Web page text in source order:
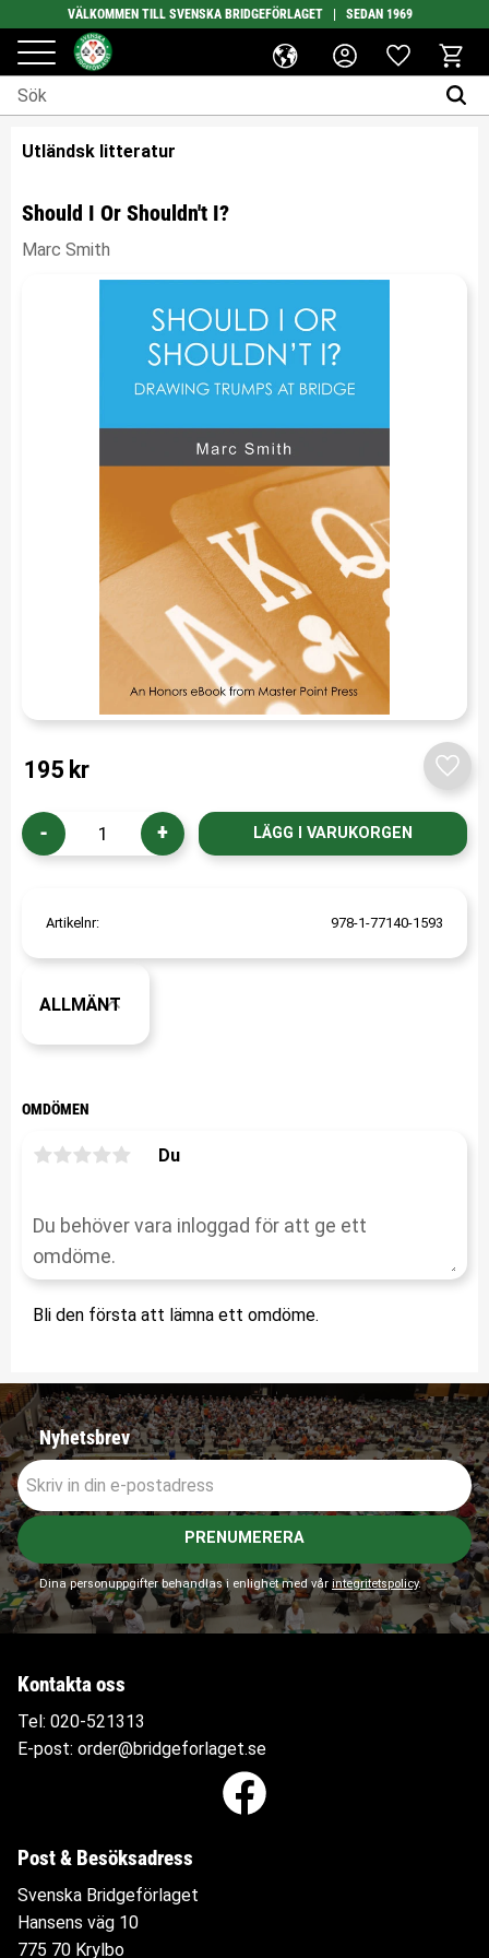
Meny
VÄLKOMMEN TILL SVENSKA BRIDGEFÖRLAGET | SEDAN 1969
Favoriter
Utländsk litteratur
Should I Or Shouldn't I?
Marc Smith
195 kr
+
-
Artikelnr 978-1-77140-1593
ALLMÄNT
OMDÖMEN
Du
Bli den första att lämna ett omdöme.
Nyhetsbrev
PRENUMERERA
Dina personuppgifter behandlas i enlighet med vår integritetspolicy.
Kontakta oss
Tel: 020-521313
E-post: order@bridgeforlaget.se
Post & Besöksadress
Svenska Bridgeförlaget
Hansens väg 10
775 70 Krylbo